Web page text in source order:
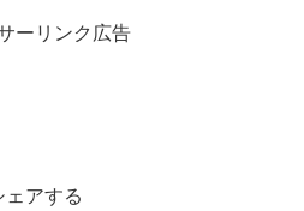
ーリンク広告
ェアする